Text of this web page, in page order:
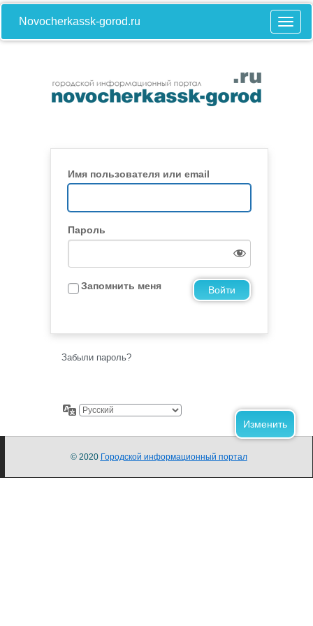
Novocherkassk-gorod.ru
Имя пользователя или email
Пароль
Запомнить меня
Забыли пароль?
© 2020 Городской информационный портал